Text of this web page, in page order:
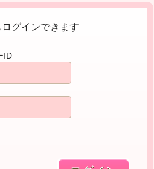
グインできます
ID